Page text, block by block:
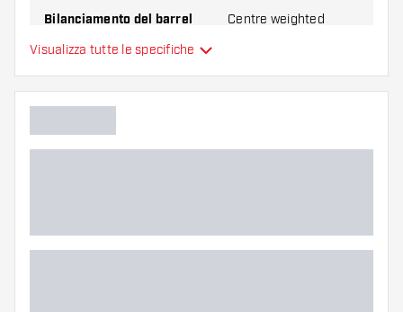
Bilanciamento del barrel Centre weighted
Materiale delle freccette
Zona di presa del barrel
Visualizza tutte le specifiche